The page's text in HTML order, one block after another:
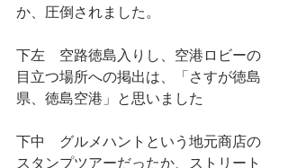
か、圧倒されました。
下左　空路徳島入りし、空港ロビーの
目立つ場所への掲出は、「さすが徳島
県、徳島空港」と思いました
下中　グルメハントという地元商店の
スタンプツアーだったか、ストリート